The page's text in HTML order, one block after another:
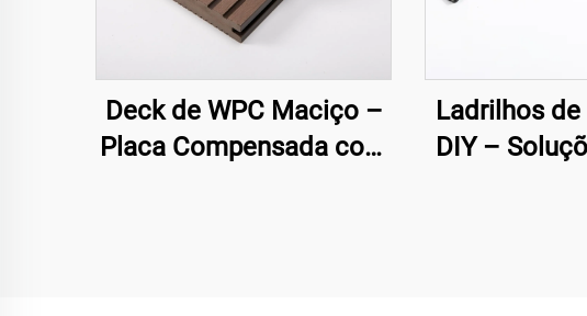
Deck de WPC Maciço –
Placa Compensada com
Ladrilhos
DIY –